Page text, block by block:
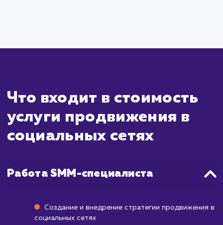
распространение контента, а
вашего бренда. После начала выполнения
вовлеченности, трафика и
масштабные результаты обычно
ваша стратегия начинает приносить плоды.
платформа имеет свои